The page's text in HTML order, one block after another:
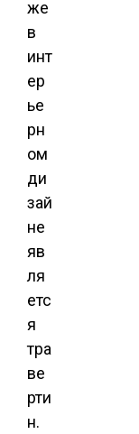
же
в
инт
ер
ье
рн
ом
ди
зай
не
яв
ля
етс
я
тра
ве
рти
н.